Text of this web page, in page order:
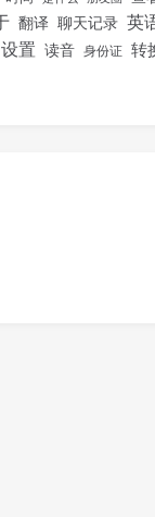
翻译 聊天记录 英
设置 读音 身份证 转